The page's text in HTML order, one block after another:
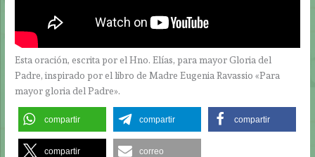
Esta oración, escrita por el Hno. Elías, para mayor Gloria del
Padre, inspirado por el libro de Madre Eugenia Ravassio «Para
mayor gloria del Padre».
compartir compartir compartir
compartir correo